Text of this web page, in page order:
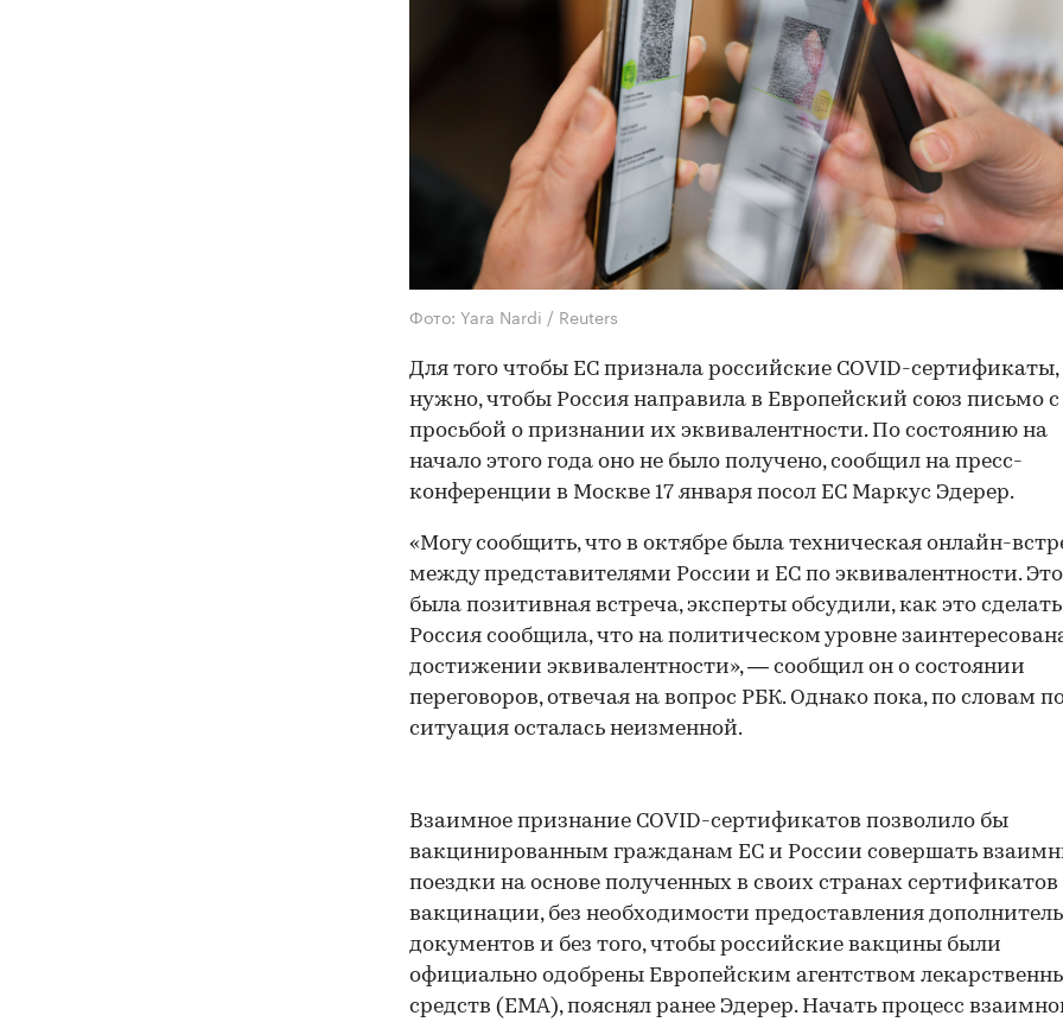
Фото: Yara Nardi / Reuters
Для того чтобы ЕС признала российские COVID-сертификаты,
нужно, чтобы Россия направила в Европейский союз письмо с
просьбой о признании их эквивалентности. По состоянию на
начало этого года оно не было получено, сообщил на пресс-
конференции в Москве 17 января посол ЕС Маркус Эдерер.
«Могу сообщить, что в октябре была техническая онлайн-
между представителями России и ЕС по эквивалентности. Это
была позитивная встреча, эксперты обсудили, как это
Россия сообщила, что на политическом уровне
достижении эквивалентности», — сообщил он о состоянии
переговоров, отвечая на вопрос РБК. Однако пока, по словам
ситуация осталась неизменной.
Взаимное признание COVID-сертификатов позволило бы
вакцинированным гражданам ЕС и России совершать
поездки на основе полученных в своих странах сертификатов
вакцинации, без необходимости предоставления
документов и без того, чтобы российские вакцины были
официально одобрены Европейским агентством
средств (EMA), пояснял ранее Эдерер. Начать процесс